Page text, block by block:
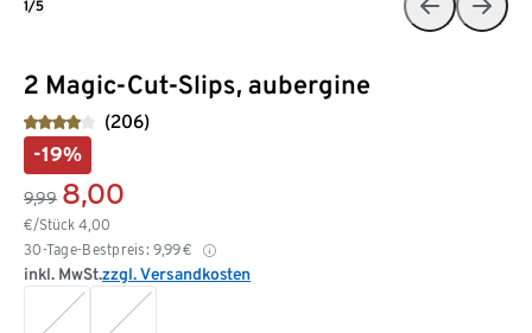
2 Magic-Cut-Slips, aubergine
(206)
-19%
9,99 8,00
€/Stück 4,00
30-Tage-Bestpreis: 9,99€
inkl. MwSt.zzgl. Versandkosten
1/5